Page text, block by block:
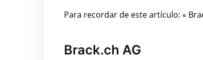
Para recordar de este artículo: «
Brack.ch AG